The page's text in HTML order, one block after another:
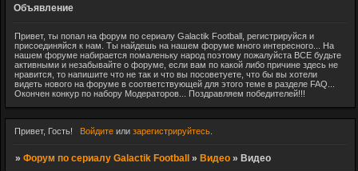
Объявление
Привет, ты попал на форум по сериалу Galactik Football, регистрируйся и
присоединяйся к нам. Ты найдешь на нашем форуме много интересного... На
нашем форуме набирается помаленьку народ поэтому пожалуйста ВСЕ будьте
активными и незабывайте о форуме, если вам по какой либо причине здесь не
нравится, то напишите что не так и что вы посоветуете, что бы вы хотели
видеть нового на форуме в соответствующей для этого теме в разделе FAQ...
Окончен конкур по набору Модераторов... Поздравляем победителей!!!
Привет, Гость! Войдитеили зарегистрируйтесь.
»Форум по сериалу Galactik Football »Видео »Видео